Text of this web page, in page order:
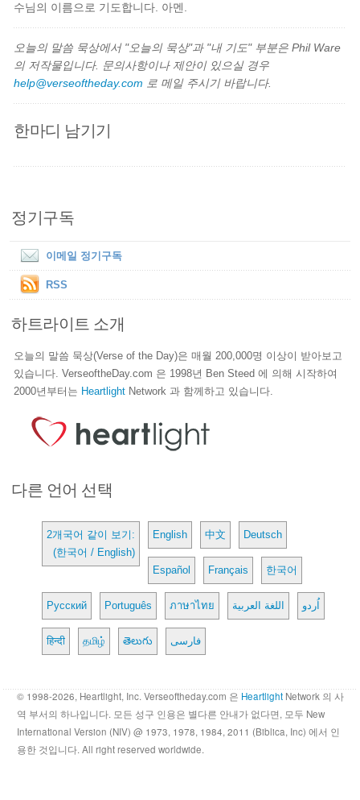
수님의 이름으로 기도합니다. 아멘.
오늘의 말씀 묵상에서 "오늘의 묵상"과 "내 기도" 부분은 Phil Ware
의 저작물입니다. 문의사항이나 제안이 있으실 경우
help@verseoftheday.com 로 메일 주시기 바랍니다.
한마디 남기기
정기구독
이메일 정기구독
RSS
하트라이트 소개
오늘의 말씀 묵상(Verse of the Day)은 매월 200,000명 이상이 받아보고
있습니다. VerseoftheDay.com 은 1998년 Ben Steed 에 의해 시작하여
2000년부터는 Heartlight Network 과 함께하고 있습니다.
다른 언어 선택
2개국어 같이 보기:
(한국어 / English)
English 中文 Deutsch
Español Français 한국어
Русский Português ภาษาไทย اللغة العربية اُردو
हिन्दी தமிழ் తెలుగు فارسی
© 1998-2026, Heartlight, Inc. Verseoftheday.com 은 Heartlight Network 의 사
역 부서의 하나입니다. 모든 성구 인용은 별다른 안내가 없다면, 모두 New
International Version (NIV) @ 1973, 1978, 1984, 2011 (Biblica, Inc) 에서 인
용한 것입니다. All right reserved worldwide.